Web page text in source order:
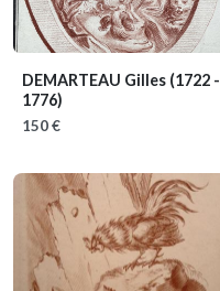
DEMARTEAU Gilles (1722 -
1776)
150 €